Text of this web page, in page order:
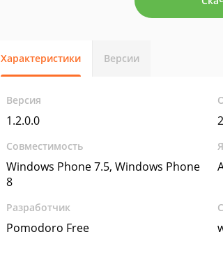
Характеристики Версии
Версия
1.2.0.0
Совместимость
Windows Phone 7.5, Windows Phone
8
Разработчик
Pomodoro Free